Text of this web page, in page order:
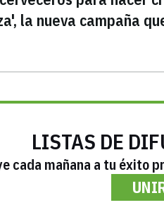
la nueva campaña
LISTAS DE
cada mañana a tu éxito